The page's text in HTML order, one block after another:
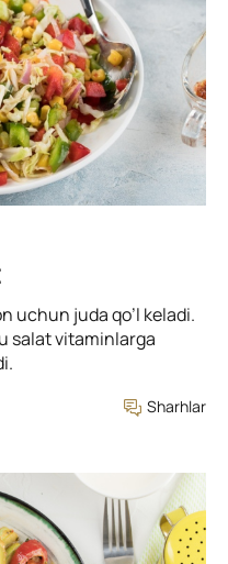
uchun juda qo’l keladi.
salat vitaminlarga
Sharhlar